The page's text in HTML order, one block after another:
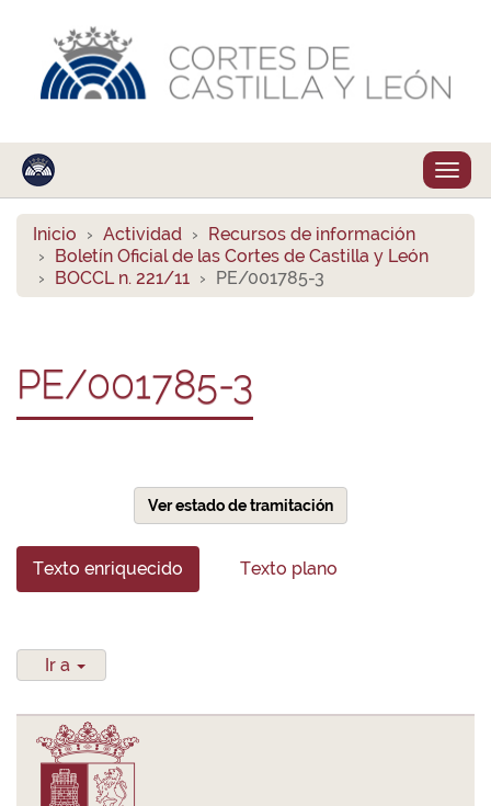
Inicio Actividad
Recursos de información
Boletín Oficial de las Cortes de Castilla y León
BOCCL n. 221/11
PE/001785-3
PE/001785-3
Ver estado de tramitación
Texto enriquecido Texto plano
Ir a